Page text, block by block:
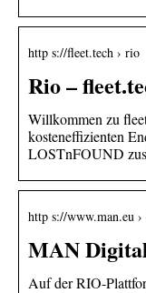
http s://fleet.tech › rio
Rio –
Willkommen zu
kosteneffizienten
LOSTnFOUND
http s://www.man.eu
MAN
Auf der RIO-